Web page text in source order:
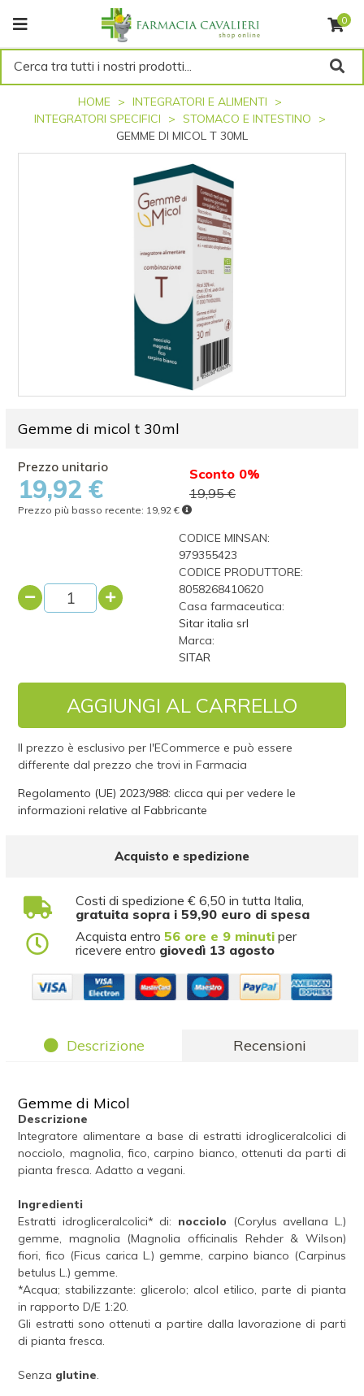
0
Cerca tra tutti i nostri prodotti...
HOME
INTEGRATORI E ALIMENTI
INTEGRATORI SPECIFICI
STOMACO E INTESTINO
GEMME DI MICOL T 30ML
Gemme di micol t 30ml
19,92 €
Sconto 0%
19,95 €
Prezzo più basso recente: 19,92 €
CODICE MINSAN:
979355423
CODICE PRODUTTORE:
8058268410620
Casa farmaceutica:
Sitar italia srl
Marca:
SITAR
AGGIUNGI AL CARRELLO
Il prezzo è esclusivo per l'ECommerce e può essere
differente dal prezzo che trovi in Farmacia
Regolamento (UE) 2023/988: clicca qui per vedere le
informazioni relative al Fabbricante
Acquisto e spedizione
Costi di spedizione € 6,50 in tutta Italia,
gratuita sopra i 59,90 euro di spesa
Acquista entro56 ore e 9 minuti per
ricevere entro giovedì 13 agosto
Descrizione Recensioni
Gemme di Micol
Descrizione
Integratore alimentare a base di estratti idrogliceralcolici di
nocciolo, magnolia, fico, carpino bianco, ottenuti da parti di
pianta fresca. Adatto a vegani.
Ingredienti
Estratti idrogliceralcolici* di: nocciolo (Corylus avellana L.)
gemme, magnolia (Magnolia officinalis Rehder & Wilson)
fiori, fico (Ficus carica L.) gemme, carpino bianco (Carpinus
betulus L.) gemme.
*Acqua; stabilizzante: glicerolo; alcol etilico, parte di pianta
in rapporto D/E 1:20.
Gli estratti sono ottenuti a partire dalla lavorazione di parti
di pianta fresca.
Senza glutine.